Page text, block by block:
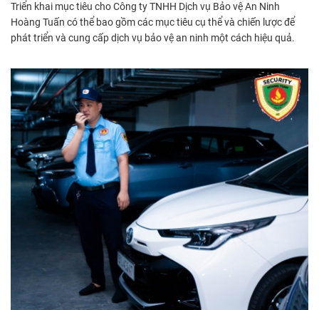
Triển khai mục tiêu cho Công ty TNHH Dịch vụ Bảo vệ An Ninh
Hoàng Tuấn có thể bao gồm các mục tiêu cụ thể và chiến lược để
phát triển và cung cấp dịch vụ bảo vệ an ninh một cách hiệu quả.